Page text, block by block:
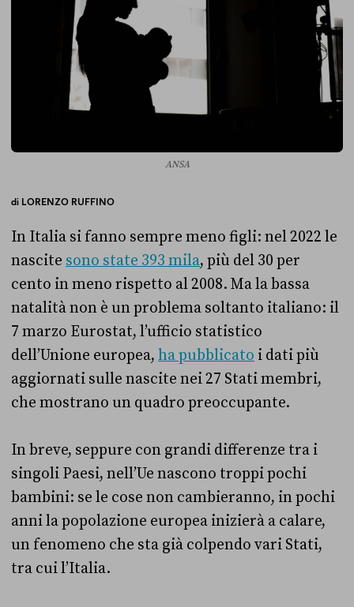
ANSA
di LORENZO RUFFINO
In Italia si fanno sempre meno figli: nel 2022 le
nascite sono state 393 mila, più del 30 per
cento in meno rispetto al 2008. Ma la bassa
natalità non è un problema soltanto italiano: il
7 marzo Eurostat, l’ufficio statistico
dell’Unione europea, ha pubblicato i dati più
aggiornati sulle nascite nei 27 Stati membri,
che mostrano un quadro preoccupante.
In breve, seppure con grandi differenze tra i
singoli Paesi, nell’Ue nascono troppi pochi
bambini: se le cose non cambieranno, in pochi
anni la popolazione europea inizierà a calare,
un fenomeno che sta già colpendo vari Stati,
tra cui l’Italia.